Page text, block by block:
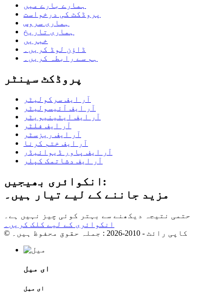
ہمارے بارے میں
پروڈکٹ کی درخواست
ہماری سروس
ہماری تاریخ
خبریں
ڈاؤن لوڈ کریں۔
ہم سے رابطہ کریں۔
پروڈکٹ سینٹر
آر ایف سرکولیٹر
آر ایف آئیسولیٹر
آر ایف ایٹینیویٹر
آر ایف فلٹر
آر ایف ریزسٹر
آر ایف ختم کرنا
آر ایف پاور ڈیوائیڈر
آر ایف دشاتمک کپلر
انکوائری بھیجیں:
مزید جاننے کے لیے تیار ہیں۔
حتمی نتیجہ دیکھنے سے بہتر کوئی چیز نہیں ہے۔
انکوائری کے لیے کلک کریں۔
© کاپی رائٹ - 2010-2026 : جملہ حقوق محفوظ ہیں۔
ای میل
ای میل